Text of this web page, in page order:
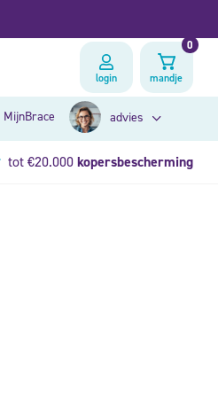
login mandje
0
advies
tot €20.000kopersbescherming